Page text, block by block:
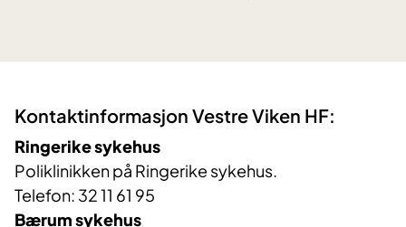
Kontaktinformasjon Vestre Viken HF:
Ringerike sykehus
Poliklinikken på Ringerike sykehus.
Telefon: 32 11 61 95
Bærum sykehus